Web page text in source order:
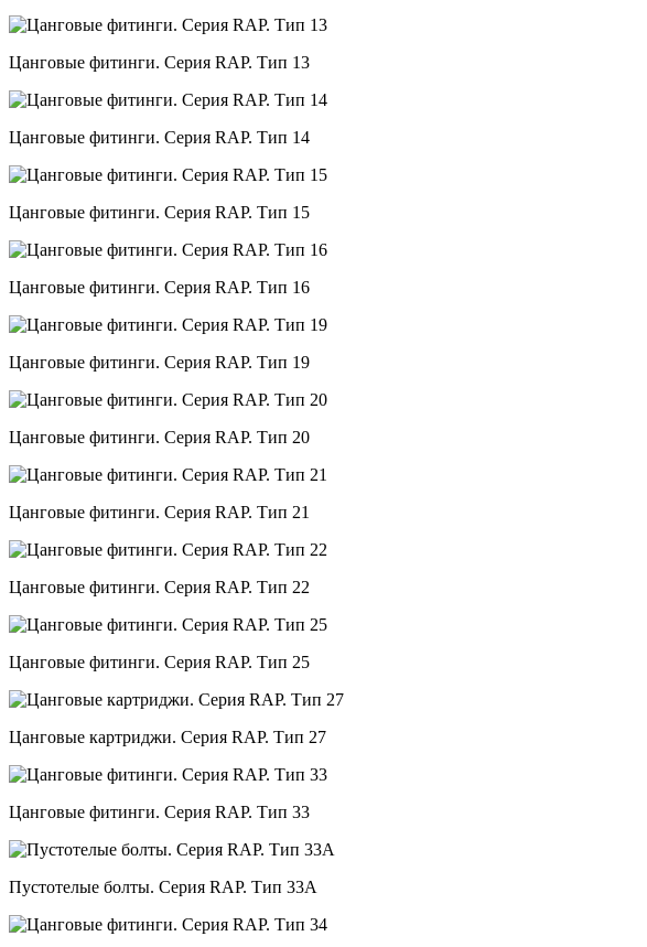
Цанговые фитинги. Серия RAP. Тип 13
Цанговые фитинги. Серия RAP. Тип 14
Цанговые фитинги. Серия RAP. Тип 15
Цанговые фитинги. Серия RAP. Тип 16
Цанговые фитинги. Серия RAP. Тип 19
Цанговые фитинги. Серия RAP. Тип 20
Цанговые фитинги. Серия RAP. Тип 21
Цанговые фитинги. Серия RAP. Тип 22
Цанговые фитинги. Серия RAP. Тип 25
Цанговые картриджи. Серия RAP. Тип 27
Цанговые фитинги. Серия RAP. Тип 33
Пустотелые болты. Серия RAP. Тип 33A